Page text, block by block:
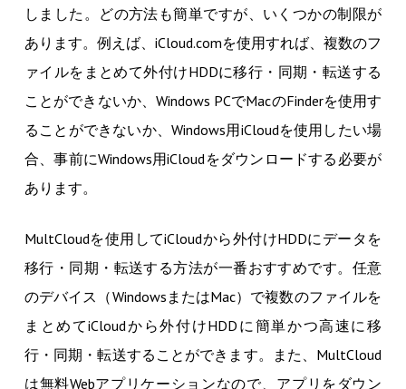
しました。どの方法も簡単ですが、いくつかの制限が
あります。例えば、iCloud.comを使用すれば、複数のフ
ァイルをまとめて外付けHDDに移行・同期・転送する
ことができないか、Windows PCでMacのFinderを使用す
ることができないか、Windows用iCloudを使用したい場
合、事前にWindows用iCloudをダウンロードする必要が
あります。
MultCloudを使用してiCloudから外付けHDDにデータを
移行・同期・転送する方法が一番おすすめです。任意
のデバイス（WindowsまたはMac）で複数のファイルを
まとめてiCloudから外付けHDDに簡単かつ高速に移
行・同期・転送することができます。また、MultCloud
は無料Webアプリケーションなので、アプリをダウン